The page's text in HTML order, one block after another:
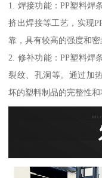
1. 焊接功能：PP塑料焊
挤出焊接等工艺，实现
靠，具有较高的强度和密
2. 修补功能：PP塑料焊
裂纹、孔洞等。通过加
坏的塑料制品的完整性和